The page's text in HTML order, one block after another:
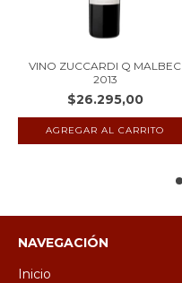
VINO ZUCCARDI Q MALBEC
2013
$26.295,00
NAVEGACIÓN
Inicio